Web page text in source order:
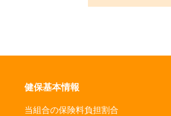
健保基本情報
当組合の保険料負担割合